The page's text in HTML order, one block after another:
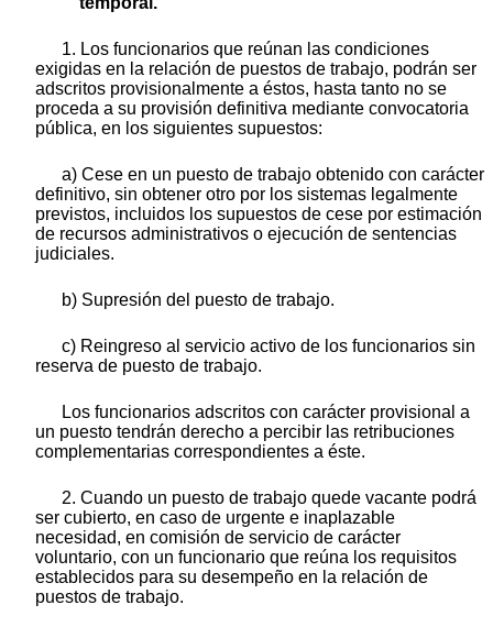
1. Los funcionarios que reúnan las condiciones
exigidas en la relación de puestos de trabajo, podrán ser
adscritos provisionalmente a éstos, hasta tanto no se
proceda a su provisión definitiva mediante convocatoria
pública, en los siguientes supuestos:
a) Cese en un puesto de trabajo obtenido con carácter
definitivo, sin obtener otro por los sistemas legalmente
previstos, incluidos los supuestos de cese por estimación
de recursos administrativos o ejecución de sentencias
judiciales.
b) Supresión del puesto de trabajo.
c) Reingreso al servicio activo de los funcionarios sin
reserva de puesto de trabajo.
Los funcionarios adscritos con carácter provisional a
un puesto tendrán derecho a percibir las retribuciones
complementarias correspondientes a éste.
2. Cuando un puesto de trabajo quede vacante podrá
ser cubierto, en caso de urgente e inaplazable
necesidad, en comisión de servicio de carácter
voluntario, con un funcionario que reúna los requisitos
establecidos para su desempeño en la relación de
puestos de trabajo.